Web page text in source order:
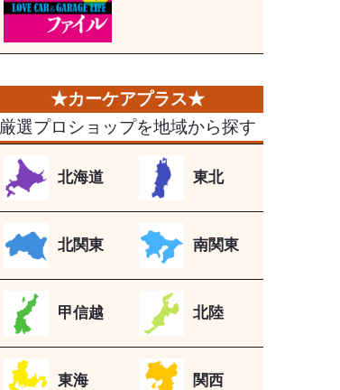
厳選プロショップを地域から探す
北海道 東北
北関東 南関東
甲信越 北陸
東海 関西